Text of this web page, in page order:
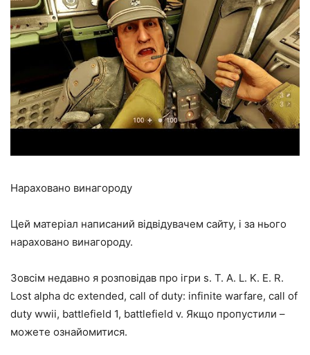
Нараховано винагороду
Цей матеріал написаний відвідувачем сайту, і за нього
нараховано винагороду.
Зовсім недавно я розповідав про ігри s. T. A. L. K. E. R.
Lost alpha dc extended, call of duty: infinite warfare, call of
duty wwii, battlefield 1, battlefield v. Якщо пропустили –
можете ознайомитися.